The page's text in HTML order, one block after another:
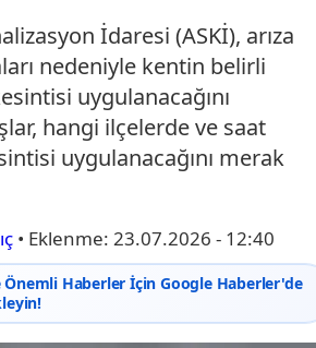
İdaresi (ASKİ), arıza
nedeniyle kentin belirli
uygulanacağını
hangi ilçelerde ve saat
uygulanacağını merak
• Eklenme: 23.07.2026 - 12:40
Önemli Haberler İçin Google Haberler'de